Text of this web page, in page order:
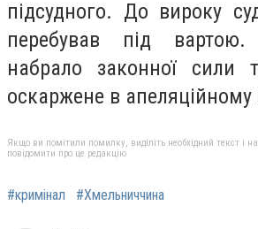
підсудного. До вироку
перебував під
набрало законної сили
оскаржене в апеляційному
Якщо ви помітили помилку, виділіть необхідний текст і
повідомити про це редакцію
#кримінал #Хмельниччина